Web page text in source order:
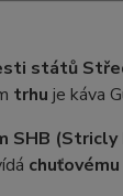
států
trhu je káva
SHB (Stricly